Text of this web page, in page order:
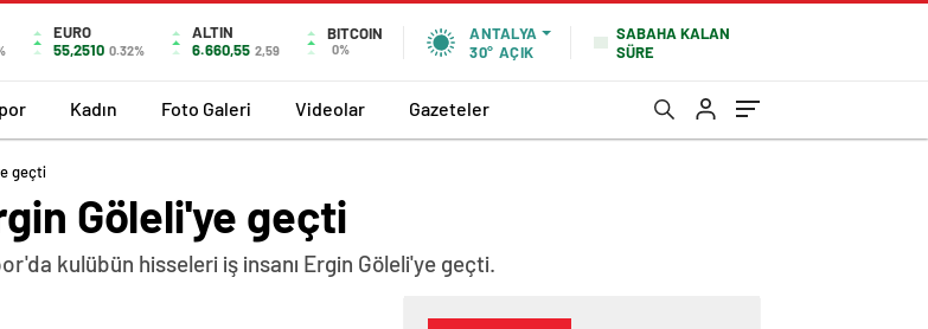
EURO
55,2510 0.32%
ALTIN
6.660,55 2,59
BITCOIN
0%
ANTALYA
30° AÇIK
SABAHA KALAN
SÜRE
Kadın Foto Galeri Videolar Gazeteler
geçti
Göleli'ye geçti
kulübün hisseleri iş insanı Ergin Göleli'ye geçti.